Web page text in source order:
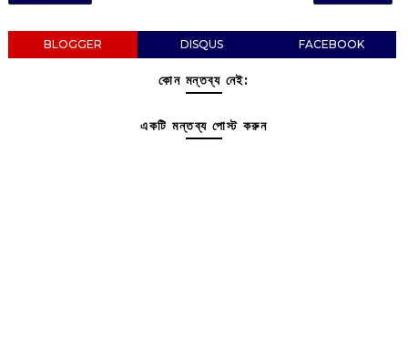
BLOGGER DISQUS FACEBOOK
কোন মন্তব্য নেই:
একটি মন্তব্য পোস্ট করুন